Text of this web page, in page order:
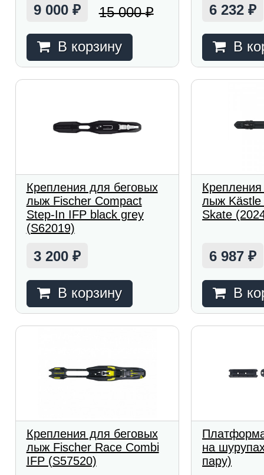
9 000 ₽ 15 000₽
В корзину
6 232₽
В
Крепления для беговых
лыж Fischer Compact
Step-In IFP black grey
(S62019)
3 200 ₽
В корзину
лыж Kästle
Skate
6 987₽
В
Крепления для беговых
лыж Fischer Race Combi
IFP (S57520)
на
пару)